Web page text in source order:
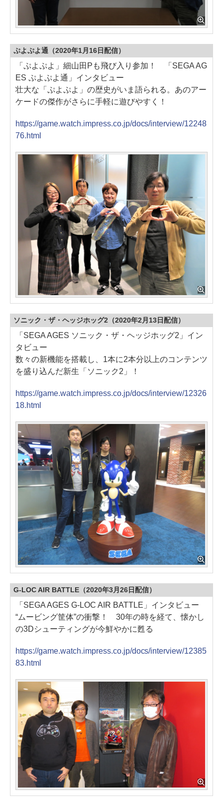
ぷよぷよ通（2020年1月16日配信）
「ぷよぷよ」細山田Pも飛び入り参加！ 「SEGA AG
ES ぷよぷよ通」インタビュー
壮大な「ぷよぷよ」の歴史がいま語られる。あのアー
ケードの傑作がさらに手軽に遊びやすく！
https://game.watch.impress.co.jp/docs/interview/12248
76.html
ソニック・ザ・ヘッジホッグ2（2020年2月13日配信）
「SEGA AGES ソニック・ザ・ヘッジホッグ2」イン
タビュー
数々の新機能を搭載し、1本に2本分以上のコンテンツ
を盛り込んだ新生「ソニック2」！
https://game.watch.impress.co.jp/docs/interview/12326
18.html
G-LOC AIR BATTLE（2020年3月26日配信）
「SEGA AGES G-LOC AIR BATTLE」インタビュー
“ムービング筐体”の衝撃！ 30年の時を経て、懐かし
の3Dシューティングが今鮮やかに甦る
https://game.watch.impress.co.jp/docs/interview/12385
83.html